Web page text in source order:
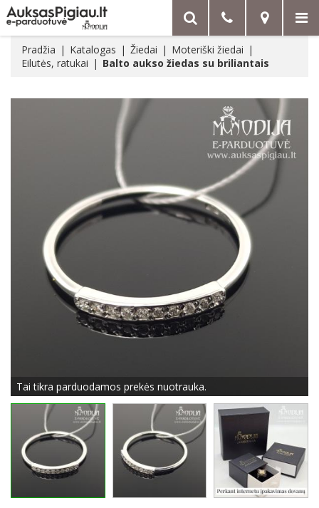
Pradžia Katalogas Žiedai
Moteriški žiedai
Eilutės, ratukai
Balto aukso žiedas su briliantais
Tai tikra parduodamos prekės nuotrauka.